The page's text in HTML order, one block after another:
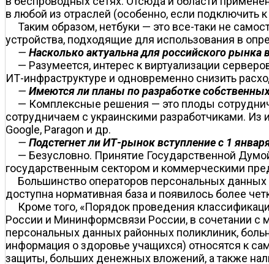
в любой из отраслей (особенно, если подключить
Таким образом, нетбуки — это все-таки не
устройства, подходящие для использования в
— Насколько актуальна для российского рынка
— Разумеется, интерес к виртуализации
ИТ-инфраструктуре и одновременно снизить
— Имеются ли планы по разработке
— Комплексные решения — это плоды
сотрудничаем с украинскими разработчиками.
Google, Paragon и др.
— Подстегнет ли ИТ-рынок вступление с 1
— Безусловно. Принятие Государственной
государственным сектором и коммерческими
Большинство операторов персональных данных
доступна нормативная база и появилось более
Кроме того, «Порядок проведения
России и Мининформсвязи России, в сочетании
персональных данных районных поликлиник,
информация о здоровье учащихся) относятся к
защиты, больших денежных вложений, а также